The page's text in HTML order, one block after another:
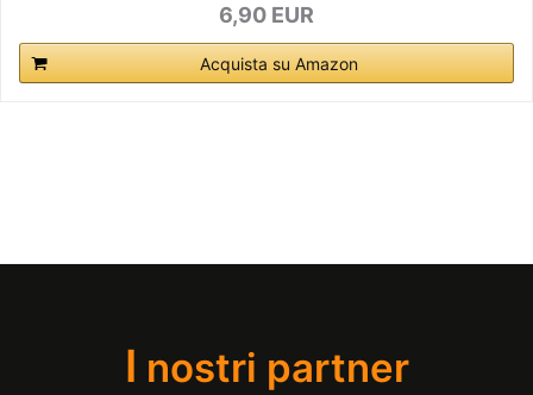
6,90 EUR
Acquista su Amazon
I nostri partner